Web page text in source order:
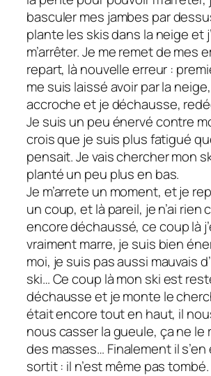
basculer mes jambes par
plante les skis dans la neige et
m’arrêter. Je me remet de mes
repart, là nouvelle erreur :
me suis laissé avoir par la neige,
accroche et je déchausse,
Je suis un peu énervé contre
crois que je suis plus fatigué
pensait. Je vais chercher mon
planté un peu plus en bas.
Je m’arrete un moment, et je
un coup, et là pareil, je n’ai rien
encore déchaussé, ce coup là
vraiment marre, je suis bien
moi, je suis pas aussi mauvais
ski… Ce coup là mon ski est
déchausse et je monte le
était encore tout en haut, il
nous casser la gueule, ça ne le
des masses… Finalement il
sortit : il n’est même pas tombé.